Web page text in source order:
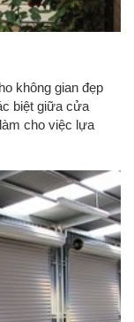
không gian đẹp
biệt giữa cửa
cho việc lựa